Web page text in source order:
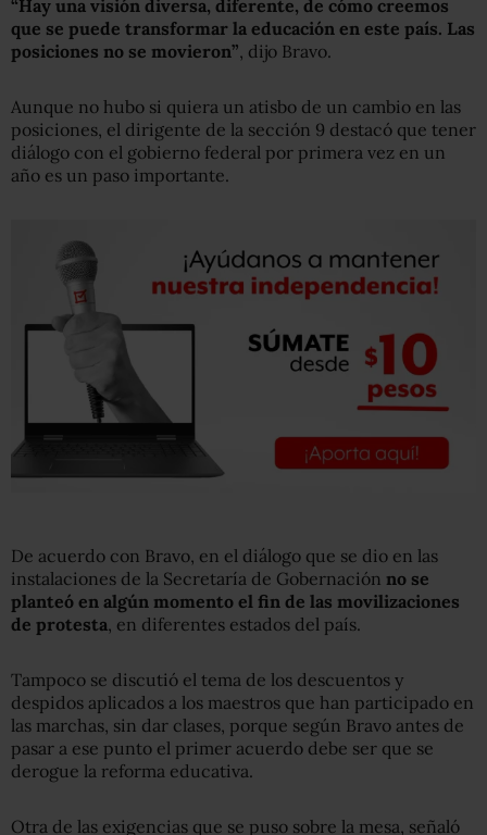
“Hay una visión diversa, diferente, de cómo creemos
que se puede transformar la educación en este país. Las
posiciones no se movieron”, dijo Bravo.
Aunque no hubo si quiera un atisbo de un cambio en las
posiciones, el dirigente de la sección 9 destacó que tener
diálogo con el gobierno federal por primera vez en un
año es un paso importante.
De acuerdo con Bravo, en el diálogo que se dio en las
instalaciones de la Secretaría de Gobernación no se
planteó en algún momento el fin de las movilizaciones
de protesta , en diferentes estados del país.
Tampoco se discutió el tema de los descuentos y
despidos aplicados a los maestros que han participado en
las marchas, sin dar clases, porque según Bravo antes de
pasar a ese punto el primer acuerdo debe ser que se
derogue la reforma educativa.
Otra de las exigencias que se puso sobre la mesa, señaló